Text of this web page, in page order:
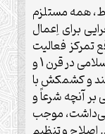
همه مستلزم
برای اِعمال
تمرکز فعالیت
بیشتر خلفا و حاکمان منصوب بر اقطار اسلامی در قرن 1 و
مسند و کشمکش با
بر آنچه شرعاً و
می‌داشت، موجب